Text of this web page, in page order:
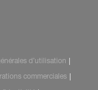
d’utilisation
commerciales